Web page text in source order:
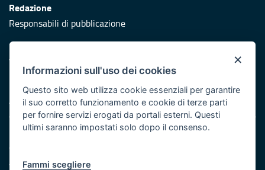
Redazione
Responsabili di pubblicazione
Protezione civile
Vai al sito di Protezione Civile Puglia
Iniziativa finanziata con risorse del POR Puglia 2014/2020 -
Asse XI
Note legali
Cookie e privacy
Atti di notifica
×
Informazioni sull'uso dei cookies
Questo sito web utilizza cookie essenziali per garantire
il suo corretto funzionamento e cookie di terze parti
per fornire servizi erogati da portali esterni. Questi
ultimi saranno impostati solo dopo il consenso.
Fammi scegliere